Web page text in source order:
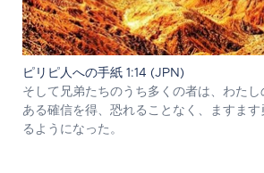
ピリピ人への手紙 1:14 (JPN)
そして兄弟たちのうち多くの者は、わた
ある確信を得、恐れることなく、ますま
るようになった。